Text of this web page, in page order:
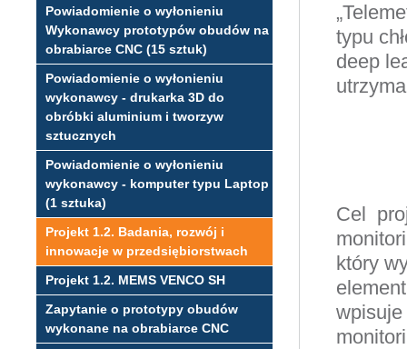
Powiadomienie o wyłonieniu
Wykonawcy prototypów obudów na
obrabiarce CNC (15 sztuk)
Powiadomienie o wyłonieniu
wykonawcy - drukarka 3D do
obróbki aluminium i tworzyw
sztucznych
Powiadomienie o wyłonieniu
wykonawcy - komputer typu Laptop
(1 sztuka)
Projekt 1.2. Badania, rozwój i
innowacje w przedsiębiorstwach
Projekt 1.2. MEMS VENCO SH
Zapytanie o prototypy obudów
wykonane na obrabiarce CNC
typu
deep
Cel
który
wpisuje